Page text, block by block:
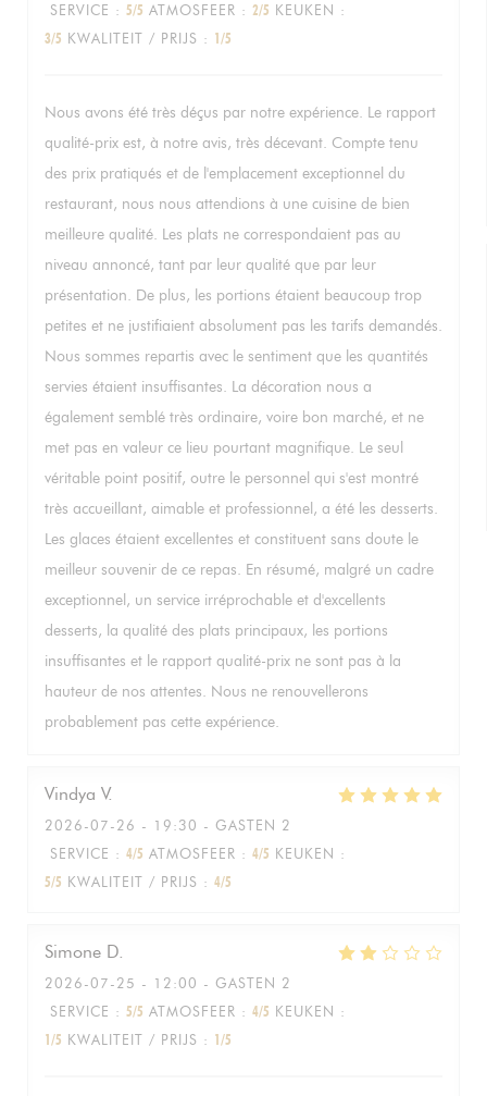
SERVICE : 5/5 ATMOSFEER : 2/5 KEUKEN :
3/5 KWALITEIT / PRIJS : 1/5
Nous avons été très déçus par notre expérience. Le rapport
qualité-prix est, à notre avis, très décevant. Compte tenu
des prix pratiqués et de l'emplacement exceptionnel du
restaurant, nous nous attendions à une cuisine de bien
meilleure qualité. Les plats ne correspondaient pas au
niveau annoncé, tant par leur qualité que par leur
présentation. De plus, les portions étaient beaucoup trop
petites et ne justifiaient absolument pas les tarifs demandés.
Nous sommes repartis avec le sentiment que les quantités
servies étaient insuffisantes. La décoration nous a
également semblé très ordinaire, voire bon marché, et ne
met pas en valeur ce lieu pourtant magnifique. Le seul
véritable point positif, outre le personnel qui s'est montré
très accueillant, aimable et professionnel, a été les desserts.
Les glaces étaient excellentes et constituent sans doute le
meilleur souvenir de ce repas. En résumé, malgré un cadre
exceptionnel, un service irréprochable et d'excellents
desserts, la qualité des plats principaux, les portions
insuffisantes et le rapport qualité-prix ne sont pas à la
hauteur de nos attentes. Nous ne renouvellerons
probablement pas cette expérience.
Vindya V
2026-07-26 - 19:30 - GASTEN 2
SERVICE : 4/5 ATMOSFEER : 4/5 KEUKEN :
5/5 KWALITEIT / PRIJS : 4/5
Simone D
2026-07-25 - 12:00 - GASTEN 2
SERVICE : 5/5 ATMOSFEER : 4/5 KEUKEN :
1/5 KWALITEIT / PRIJS : 1/5